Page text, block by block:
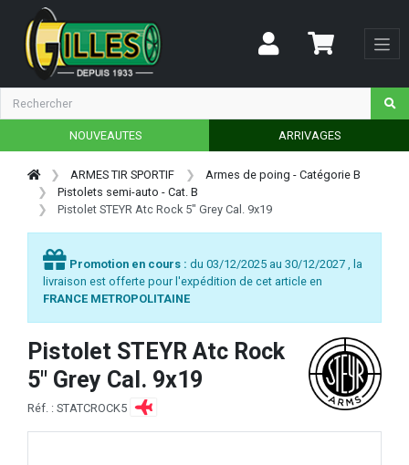
NOUVEAUTES ARRIVAGES
ARMES TIR SPORTIF
Armes de poing - Catégorie B
Pistolets semi-auto - Cat. B
Pistolet STEYR Atc Rock 5" Grey Cal. 9x19
Promotion en cours : du 03/12/2025 au 30/12/2027 , la
livraison est offerte pour l'expédition de cet article en
FRANCE METROPOLITAINE
Pistolet STEYR Atc Rock
5" Grey Cal. 9x19
Réf. : STATCROCK5